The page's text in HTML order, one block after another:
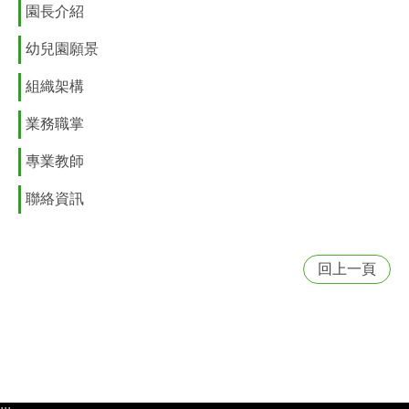
園長介紹
幼兒園願景
組織架構
業務職掌
專業教師
聯絡資訊
回上一頁